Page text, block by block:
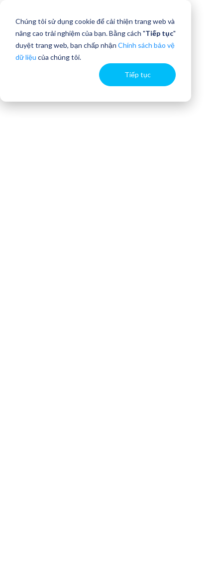
Chúng tôi sử dụng cookie để cải thiện trang web và
nâng cao trải nghiệm của bạn. Bằng cách "Tiếp tục"
duyệt trang web, bạn chấp nhận Chính sách bảo vệ
dữ liệu của chúng tôi.
Tiếp tục